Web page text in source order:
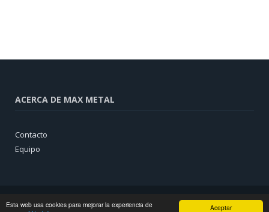
Aceptar
Esta web usa cookies para mejorar la experiencia de
ACERCA DE MAX METAL
Contacto
Equipo